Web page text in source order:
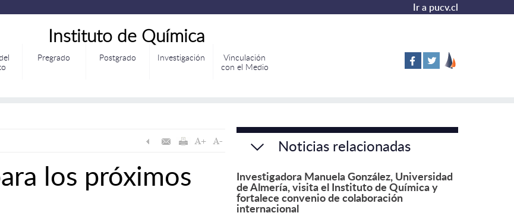
Ir a pucv.cl
Instituto de Química
Pregrado Postgrado Investigación
Vinculación
con el Medio
los próximos
Noticias relacionadas
Investigadora Manuela González, Universidad
de Almería, visita el Instituto de Química y
fortalece convenio de colaboración
internacional